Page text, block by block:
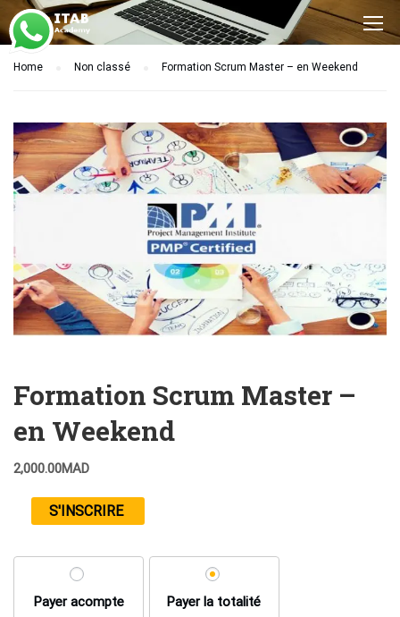
Home Non classé Formation Scrum Master – en Weekend
Formation Scrum Master –
en Weekend
2,000.00MAD
S'INSCRIRE
Payer acompte Payer la totalité